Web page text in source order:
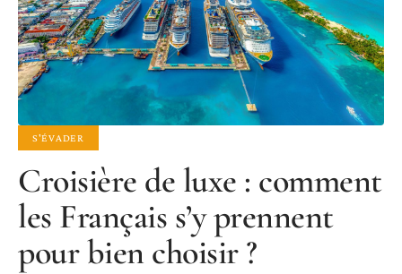
S'ÉVADER
Croisière de luxe : comment
les Français s’y prennent
pour bien choisir ?